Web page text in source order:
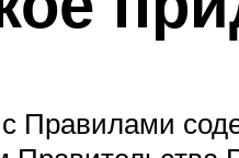
с Правилами